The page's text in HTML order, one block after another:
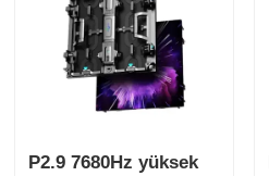
P2.9 7680Hz yüksek